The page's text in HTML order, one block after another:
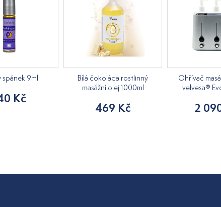
spánek 9ml
Kč
Bílá čokoláda rostlinný
masážní olej 1000ml
469 Kč
Ohřívač
velvesa®
2